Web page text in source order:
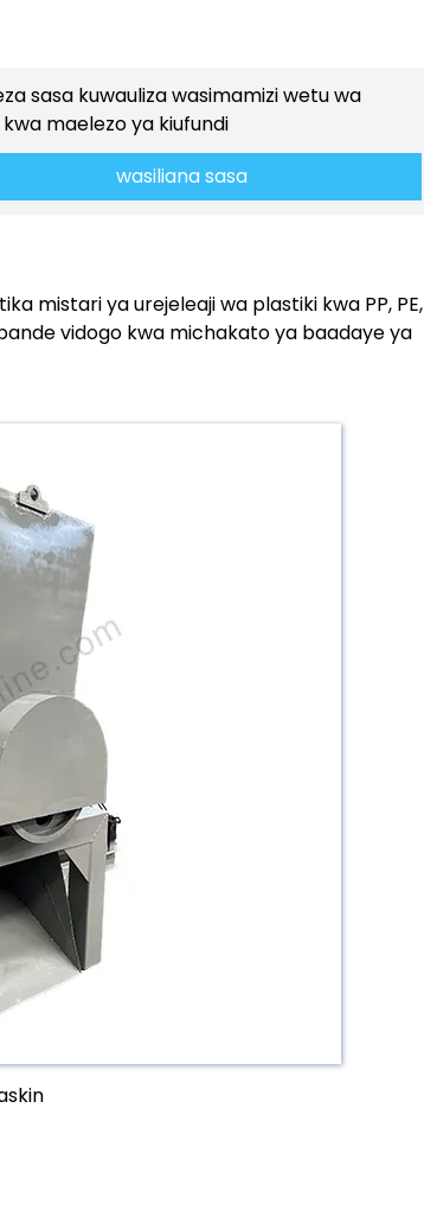
sasa kuwauliza wasimamizi wetu wa
maelezo ya kiufundi
wasiliana sasa
mistari ya urejeleaji wa plastiki kwa PP, PE,
vidogo kwa michakato ya baadaye ya